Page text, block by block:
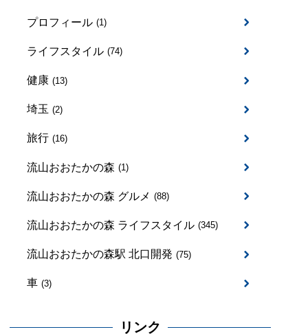
プロフィール (1)
ライフスタイル (74)
健康 (13)
埼玉 (2)
旅行 (16)
流山おおたかの森 (1)
流山おおたかの森 グルメ (88)
流山おおたかの森 ライフスタイル (345)
流山おおたかの森駅 北口開発 (75)
車 (3)
リンク